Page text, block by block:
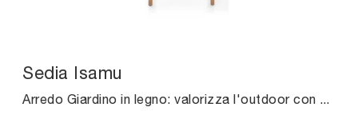
Sedia Isamu
Arredo Giardino in legno: valorizza l'outdoor con svariate offerte di sedie da giardino della marca Ditre Italia.